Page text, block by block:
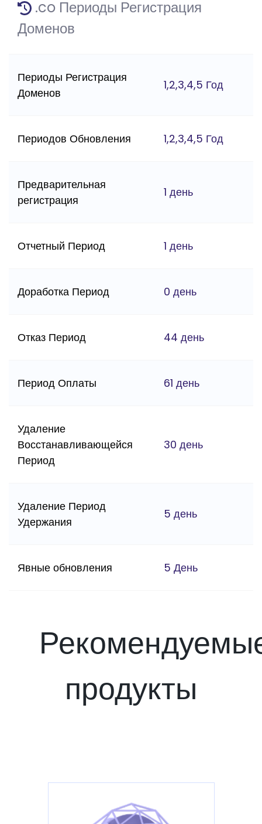
.co Периоды Регистрация
Доменов
Периоды Регистрация
Доменов
1,2,3,4,5 Год
Периодов Обновления 1,2,3,4,5 Год
Предварительная
регистрация
1 день
Отчетный Период 1 день
Доработка Период 0 день
Отказ Период 44 день
Период Оплаты 61 день
Удаление
Восстанавливающейся
Период
30 день
Удаление Период
Удержания
5 день
Явные обновления 5 День
продукты